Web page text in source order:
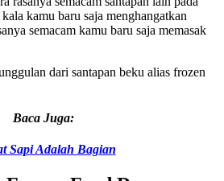
kamu baru saja menghangatkan
semacam kamu baru saja memasak
dari santapan beku alias frozen
Baca Juga:
Sapi Adalah Bagian